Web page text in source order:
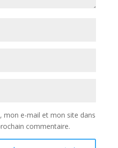
mon e-mail et mon site dans
commentaire.